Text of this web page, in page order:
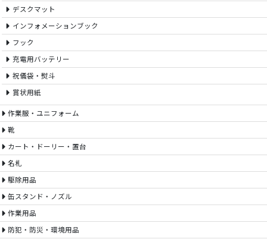
デスクマット
インフォメーションブック
フック
充電用バッテリー
祝儀袋・熨斗
賞状用紙
作業服・ユニフォーム
靴
カート・ドーリー・置台
名札
駆除用品
缶スタンド・ノズル
作業用品
防犯・防災・環境用品